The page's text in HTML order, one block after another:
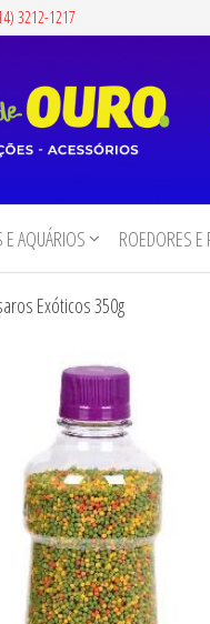
3212-1217
E AQUÁRIOS ROEDORES
Exóticos 350g